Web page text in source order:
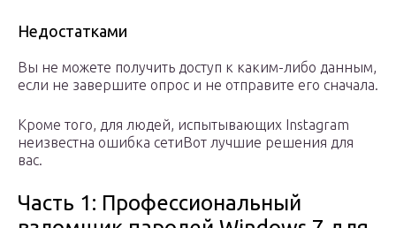
Недостатками
Вы не можете получить доступ к каким-либо данным,
если не завершите опрос и не отправите его сначала.
Кроме того, для людей, испытывающих Instagram
неизвестна ошибка сетиВот лучшие решения для
вас.
Часть 1: Профессиональный